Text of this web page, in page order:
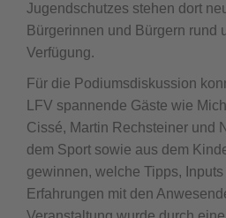
Jugendschutzes stehen dort
Bürgerinnen und Bürgern rund
Verfügung.
Für die Podiumsdiskussion
LFV spannende Gäste wie
Cissé, Martin Rechsteiner und
dem Sport sowie aus dem
gewinnen, welche Tipps,
Erfahrungen mit den